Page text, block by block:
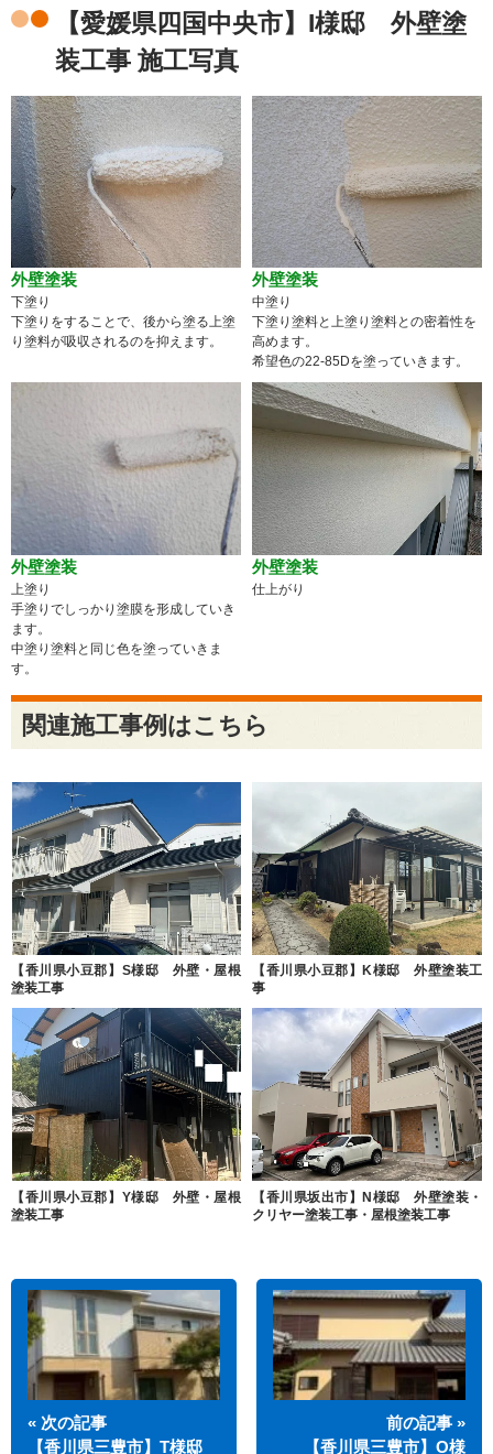
【愛媛県四国中央市】I様邸 外壁塗
装工事 施工写真
外壁塗装
下塗り
下塗りをすることで、後から塗る上塗
り塗料が吸収されるのを抑えます。
外壁塗装
中塗り
下塗り塗料と上塗り塗料との密着性を
高めます。
希望色の22-85Dを塗っていきます。
外壁塗装
上塗り
手塗りでしっかり塗膜を形成していき
ます。
中塗り塗料と同じ色を塗っていきま
す。
外壁塗装
仕上がり
関連施工事例はこちら
【香川県小豆郡】S様邸 外壁・屋根
塗装工事
【香川県小豆郡】K様邸 外壁塗装工
事
【香川県小豆郡】Y様邸 外壁・屋根
塗装工事
【香川県坂出市】N様邸 外壁塗装・
クリヤー塗装工事・屋根塗装工事
« 次の記事
【香川県三豊市】T様邸
前の記事 »
【香川県三豊市】O様